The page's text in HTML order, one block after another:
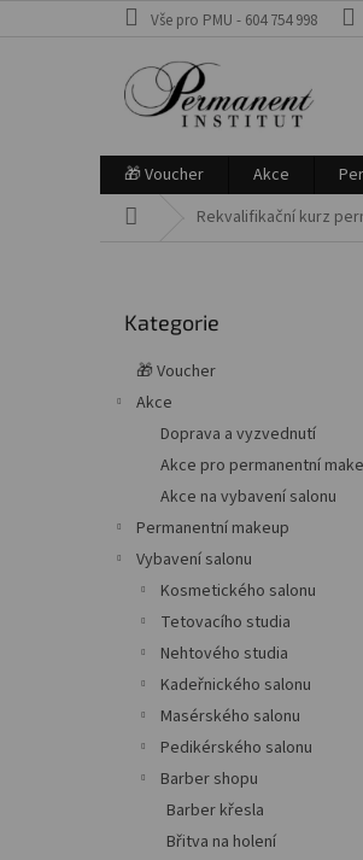
Vše pro PMU - 604 754 998
🎁 Voucher Akce
Rekvalifikační kurz
kategorie
Kategorie
🎁 Voucher
Akce
Doprava a vyzvednutí
Akce pro permanentní
Akce na vybavení salonu
Permanentní makeup
Vybavení salonu
Kosmetického salonu
Tetovacího studia
Nehtového studia
Kadeřnického salonu
Masérského salonu
Pedikérského salonu
Barber shopu
Barber křesla
Břitva na holení